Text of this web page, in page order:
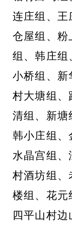
连庄组、王
仓屋组、粉
组、韩庄组
小桥组、新
村大塘组、
清组、新塘
韩小庄组、
水晶宫组、
村酒坊组、
楼组、花元
四平山村